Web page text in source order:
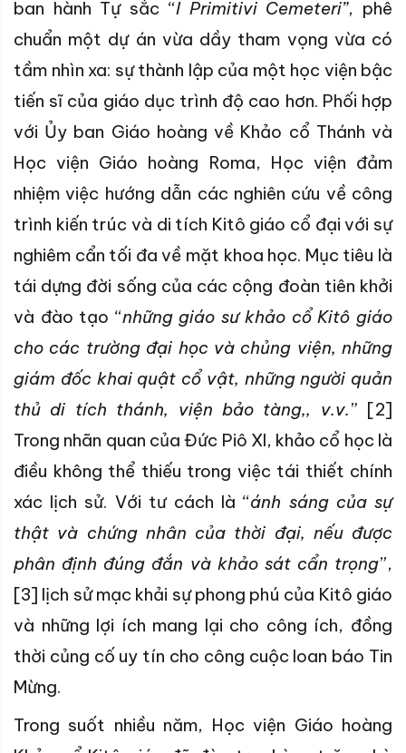
ban hành Tự sắc “I Primitivi Cemeteri”, phê
chuẩn một dự án vừa dầy tham vọng vừa có
tầm nhìn xa: sự thành lập của một học viện bậc
tiến sĩ của giáo dục trình độ cao hơn. Phối hợp
với Ủy ban Giáo hoàng về Khảo cổ Thánh và
Học viện Giáo hoàng Roma, Học viện đảm
nhiệm việc hướng dẫn các nghiên cứu về công
trình kiến trúc và di tích Kitô giáo cổ đại với sự
nghiêm cẩn tối đa về mặt khoa học. Mục tiêu là
tái dựng đời sống của các cộng đoàn tiên khởi
và đào tạo “những giáo sư khảo cổ Kitô giáo
cho các trường đại học và chủng viện, những
giám đốc khai quật cổ vật, những người quản
thủ di tích thánh, viện bảo tàng,, v.v.” [2]
Trong nhãn quan của Đức Piô XI, khảo cổ học là
điều không thể thiếu trong việc tái thiết chính
xác lịch sử. Với tư cách là “ánh sáng của sự
thật và chứng nhân của thời đại, nếu được
phân định đúng đắn và khảo sát cẩn trọng”,
[3] lịch sử mạc khải sự phong phú của Kitô giáo
và những lợi ích mang lại cho công ích, đồng
thời củng cố uy tín cho công cuộc loan báo Tin
Mừng.
Trong suốt nhiều năm, Học viện Giáo hoàng